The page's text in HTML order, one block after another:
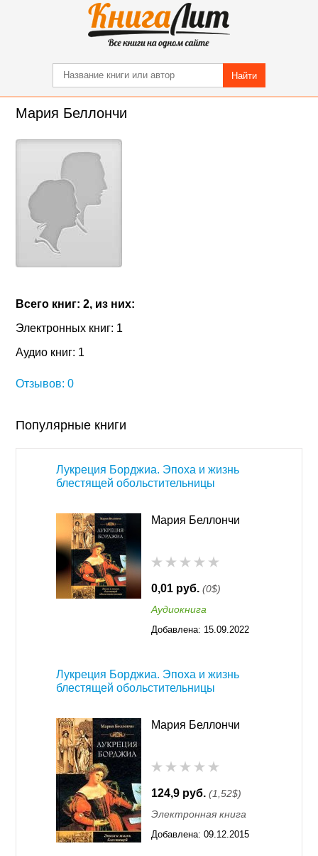
Найти
Мария Беллончи
Всего книг: 2, из них:
Электронных книг: 1
Аудио книг: 1
Отзывов: 0
Популярные книги
Лукреция Борджиа. Эпоха и жизнь
блестящей обольстительницы
Мария Беллончи
0,01 руб. (0$)
Аудиокнига
Добавлена: 15.09.2022
Лукреция Борджиа. Эпоха и жизнь
блестящей обольстительницы
Мария Беллончи
124,9 руб. (1,52$)
Электронная книга
Добавлена: 09.12.2015